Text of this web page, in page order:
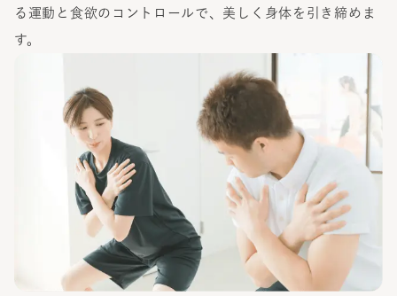
る運動と食欲のコントロールで、美しく身体を引き締めま
す。